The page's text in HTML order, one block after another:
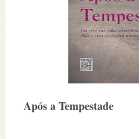
Após a Tempestade